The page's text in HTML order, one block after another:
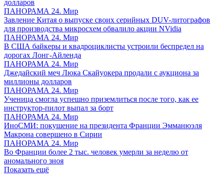
долларов
ПАНОРАМА 24. Мир
Завление Китая о выпуске своих серийных DUV-литографов
для производства микросхем обвалило акции NVidia
ПАНОРАМА 24. Мир
В США байкеры и квадроциклисты устроили беспредел на
дорогах Лонг-Айленда
ПАНОРАМА 24. Мир
Джедайский меч Люка Скайуокера продали с аукциона за
миллионы долларов
ПАНОРАМА 24. Мир
Ученица смогла успешно приземлиться после того, как ее
инструктор-пилот выпал за борт
ПАНОРАМА 24. Мир
ИноСМИ: покушение на президента Франции Эмманюэля
Макрона совершено в Сирии
ПАНОРАМА 24. Мир
Во Франции более 2 тыс. человек умерли за неделю от
аномального зноя
Показать ещё